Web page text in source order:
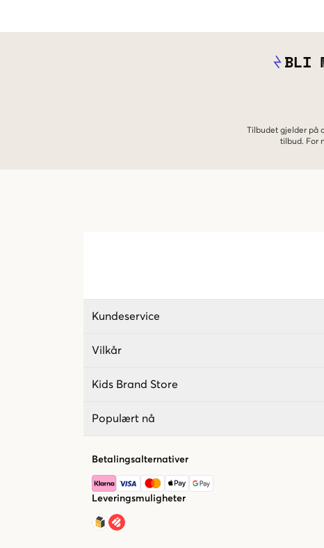
BLI
Tilbudet gjelder på
tilbud. For
Kundeservice
Vilkår
Kids Brand Store
Populært nå
Betalingsalternativer
Leveringsmuligheter